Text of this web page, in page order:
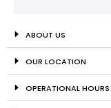
ABOUT US
OUR LOCATION
OPERATIONAL HOURS